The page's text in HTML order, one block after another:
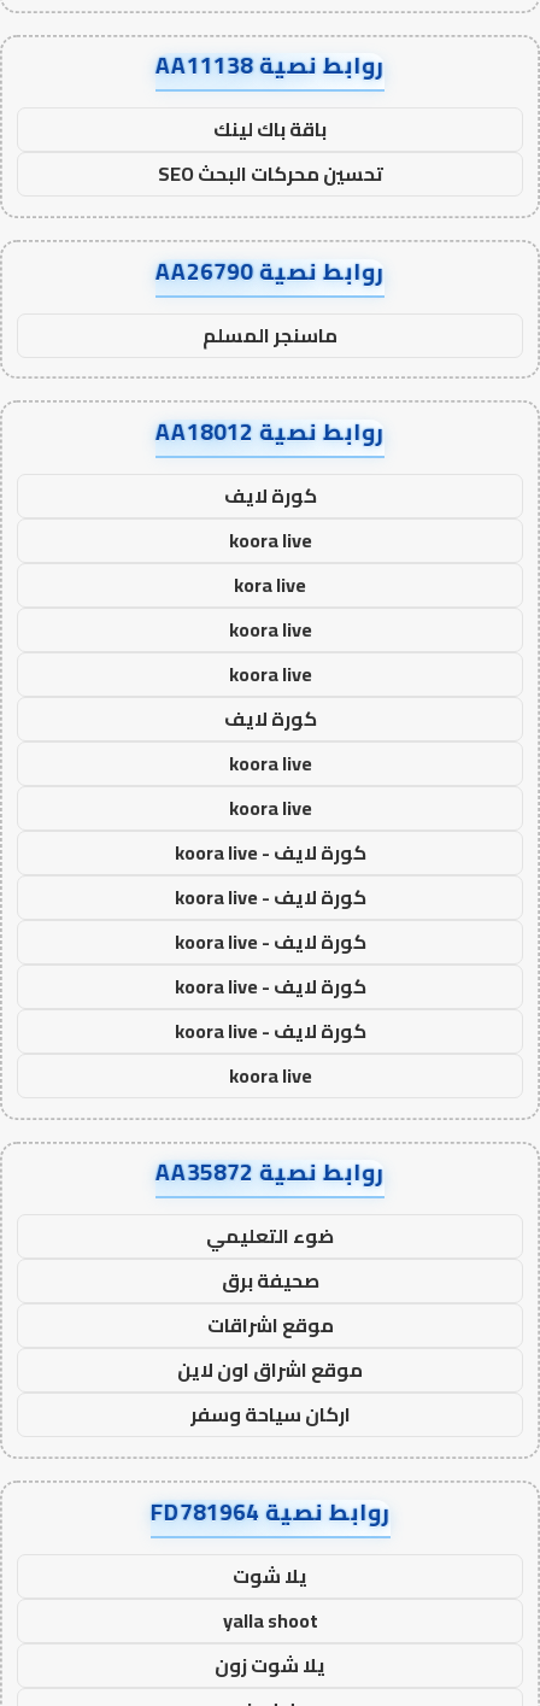
روابط نصية AA11138
باقة باك لينك
تحسين محركات البحث SEO
روابط نصية AA26790
ماسنجر المسلم
روابط نصية AA18012
كورة لايف
koora live
kora live
koora live
koora live
كورة لايف
koora live
koora live
كورة لايف - koora live
كورة لايف - koora live
كورة لايف - koora live
كورة لايف - koora live
كورة لايف - koora live
koora live
روابط نصية AA35872
ضوء التعليمي
صحيفة برق
موقع اشراقات
موقع اشراق اون لاين
اركان سياحة وسفر
روابط نصية FD781964
يلا شوت
yalla shoot
يلا شوت زون